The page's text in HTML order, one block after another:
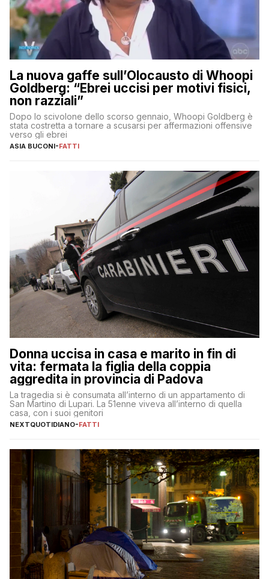
La nuova gaffe sull’Olocausto di Whoopi
Goldberg: “Ebrei uccisi per motivi fisici,
non razziali”
Dopo lo scivolone dello scorso gennaio, Whoopi Goldberg è
stata costretta a tornare a scusarsi per affermazioni offensive
verso gli ebrei
ASIA BUCONI-FATTI
Donna uccisa in casa e marito in fin di
vita: fermata la figlia della coppia
aggredita in provincia di Padova
La tragedia si è consumata all’interno di un appartamento di
San Martino di Lupari. La 51enne viveva all’interno di quella
casa, con i suoi genitori
NEXTQUOTIDIANO-FATTI